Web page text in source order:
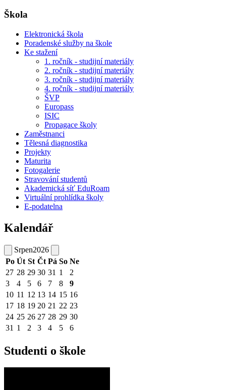
Škola
Elektronická škola
Poradenské služby na škole
Ke stažení
1. ročník - studijní materiály
2. ročník - studijní materiály
3. ročník - studijní materiály
4. ročník - studijní materiály
ŠVP
Europass
ISIC
Propagace školy
Zaměstnanci
Tělesná diagnostika
Projekty
Maturita
Fotogalerie
Stravování studentů
Akademická síť EduRoam
Virtuální prohlídka školy
E-podatelna
Kalendář
Srpen2026
Po Út St Čt Pá So Ne
27 28 29 30 31 1
2
3
4 5 6 7 8
9
10 11 12 13 14 15 16
17 18 19 20 21 22 23
24 25 26 27 28 29 30
31 1 2 3 4 5 6
Studenti o škole